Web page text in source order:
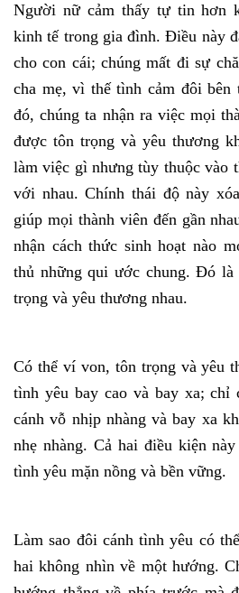
Người nữ cảm thấy tự tin hơn
kinh tế trong gia đình. Điều này
cho con cái; chúng mất đi sự
cha mẹ, vì thế tình cảm đôi bên
đó, chúng ta nhận ra việc mọi
được tôn trọng và yêu thương
làm việc gì nhưng tùy thuộc vào
với nhau. Chính thái độ này
giúp mọi thành viên đến gần
nhận cách thức sinh hoạt nào
thủ những qui ước chung. Đó là
trọng và yêu thương nhau.
Có thể ví von, tôn trọng và yêu
tình yêu bay cao và bay xa; chỉ
cánh vỗ nhịp nhàng và bay xa
nhẹ nhàng. Cả hai điều kiện
tình yêu mặn nồng và bền vững.
Làm sao đôi cánh tình yêu có thể
hai không nhìn về một hướng.